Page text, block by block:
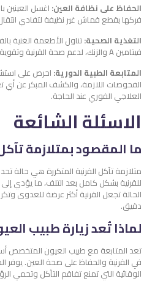
الحفاظ على نظافة العين: اغسل العينين
فركها بقطع قماش غير نظيفة لتفادي
التغذية الصحية:تناول الأطعمة الغنية
فيتامين A والزنك، لدعم صحة القرنية وتقوية الأنسجة المحيطة بالعين.
المتابعة الطبية الدورية: احرص على
الفحوصات اللازمة، والكشف المبكر عن أي
العلاجي الفوري عند الحاجة.
الاسئلة الشائعة
ما المقصود بمتلازمة
متلازمة تآكل القرنية المتكررة هي حالة
للقرنية بشكل كامل بعد التلف، ما يؤدي
الحالة تجعل القرنية أكثر عرضة للعدوى
دقيق.
لماذا تُعد زيارة طبيب
تعد المتابعة مع طبيب العيون
في القرنية والحفاظ على صحة العين. يوفر
الوقائية التي تمنع تفاقم التآكل وتحمي